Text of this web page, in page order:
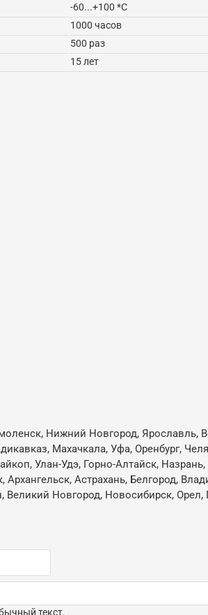
-60...+100 *C
1000 часов
500 раз
15 лет
Нижний Новгород, Ярославль,
Махачкала, Уфа, Оренбург,
Улан-Удэ, Горно-Алтайск,
Астрахань, Белгород,
Новгород, Новосибирск,
текст.